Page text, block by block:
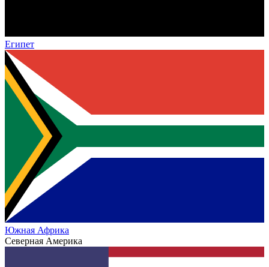
Египет
Южная Африка
Северная Америка